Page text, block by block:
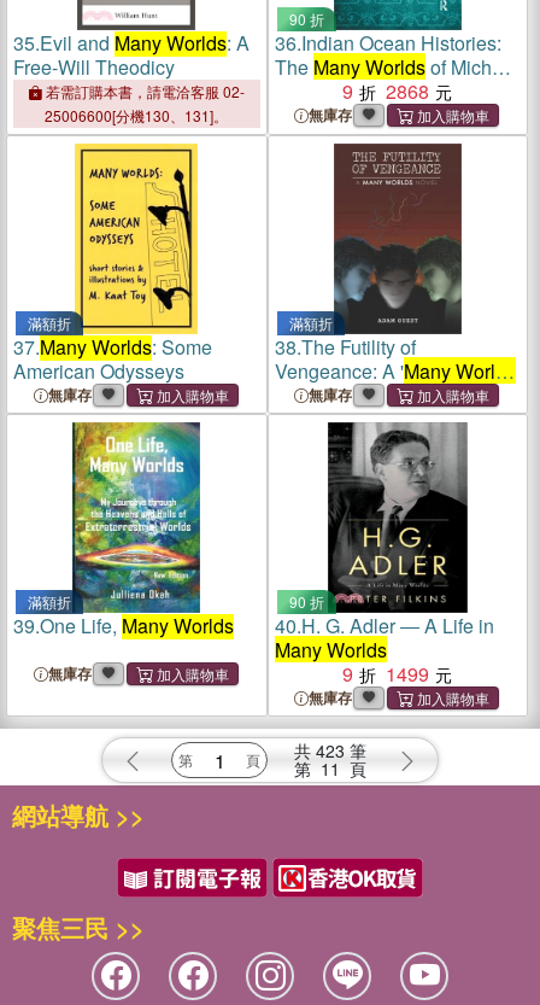
35.Evil and Many Worlds: A
Free-Will Theodicy
若需訂購本書，請電洽客服 02-
25006600[分機130、131]。
90 折
36.Indian Ocean Histories:
The Many Worldsof Michael
Naylor Pearson
9 2868
無庫存
滿額折
37.Many Worlds: Some
American Odysseys
無庫存
滿額折
38.The Futility of
Vengeance: A 'Many Worlds
Novel無庫存
滿額折
39.One Life, Many Worlds
無庫存
90 折
40.H. G. Adler ― A Life in
Many Worlds
9
1499
無庫存
共 423 筆
第 11 頁
網站導航 >>
聚焦三民 >>